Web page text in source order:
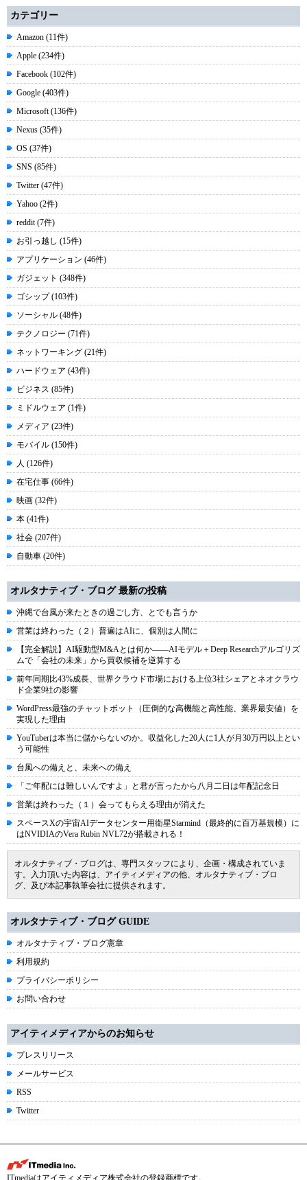
カテゴリー
Amazon (11件)
Apple (234件)
Facebook (102件)
Google (403件)
Microsoft (136件)
Nexus (35件)
OS (37件)
SNS (85件)
Twitter (47件)
Yahoo (2件)
reddit (7件)
お引っ越し (15件)
アプリケーション (46件)
ガジェット (348件)
ゴシップ (103件)
ソーシャル (48件)
テクノロジー (71件)
ネットワーキング (21件)
ハードウェア (43件)
ビジネス (85件)
ミドルウェア (1件)
メディア (23件)
モバイル (150件)
人 (126件)
在宅仕事 (66件)
映画 (32件)
本 (41件)
社会 (207件)
自動車 (20件)
オルタナティブ・ブログ 最新の投稿
沖縄で台風が来たときの過ごし方、とでも言うか
営業は終わった（２）普遍はAIに、個別は人間に
【完全解説】AI駆動型M&Aとは何か――AIモデル＋Deep Researchアルゴリズ
ムで「会社の未来」から買収候補を逆算する
前年同期比43%成長、世界クラウド市場における上位3社シェアとネオクラウ
ド企業9社の影響
WordPress最強のチャットボット（圧倒的な高機能と高性能、業界最安値）を
実現した理由
YouTuberは本当に儲からないのか。収益化した20人に1人が月30万円以上とい
う可能性
台風への備えと、未来への備え
「ご年配には難しいんですよ」と君が言ったから八月二日は年配記念日
営業は終わった（１）会ってもらえる理由が消えた
スペースXの宇宙AIデータセンター用衛星Starmind（最終的に百万基規模）に
はNVIDIAのVera Rubin NVL72が搭載される！
オルタナティブ・ブログは、専門スタッフにより、企画・構成されていま
す。入力頂いた内容は、アイティメディアの他、オルタナティブ・ブロ
グ、及び本記事執筆会社に提供されます。
オルタナティブ・ブログ GUIDE
オルタナティブ・ブログ憲章
利用規約
プライバシーポリシー
お問い合わせ
アイティメディアからのお知らせ
プレスリリース
メールサービス
RSS
Twitter
ITmediaはアイティメディア株式会社の登録商標です。